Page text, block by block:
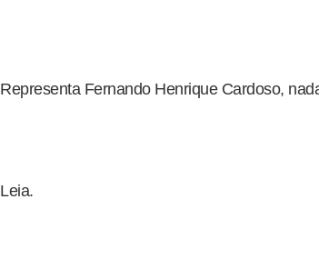
Representa Fernando Henrique Cardoso,
Leia.